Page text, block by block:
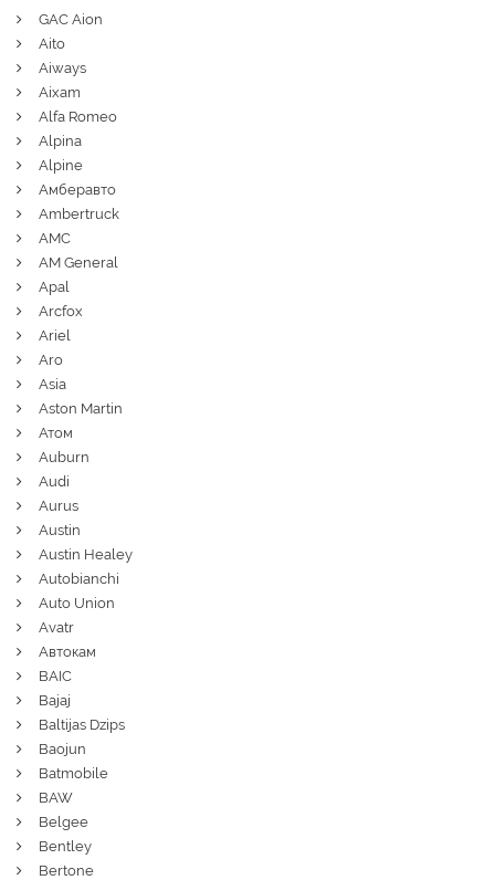
GAC Aion
Aito
Aiways
Aixam
Alfa Romeo
Alpina
Alpine
Амберавто
Ambertruck
AMC
AM General
Apal
Arcfox
Ariel
Aro
Asia
Aston Martin
Атом
Auburn
Audi
Aurus
Austin
Austin Healey
Autobianchi
Auto Union
Avatr
Автокам
BAIC
Bajaj
Baltijas Dzips
Baojun
Batmobile
BAW
Belgee
Bentley
Bertone